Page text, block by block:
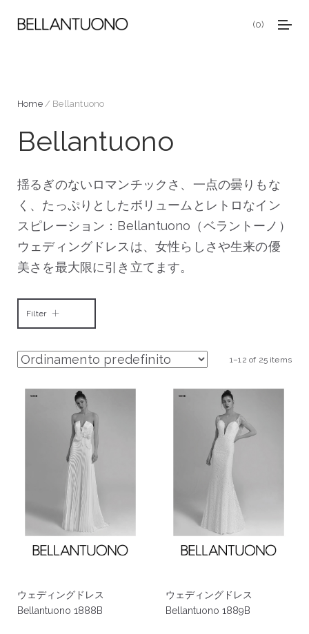
0
Home/ Bellantuono
Bellantuono
揺るぎのないロマンチックさ、一点の曇りもな
く、たっぷりとしたボリュームとレトロなイン
スピレーション：Bellantuono（ベラントーノ）
ウェディングドレスは、女性らしさや生来の優
美さを最大限に引き立てます。
Filter
1–12 of 25 items
ウェディングドレス
Bellantuono 1888B
ウェディングドレス
Bellantuono 1889B